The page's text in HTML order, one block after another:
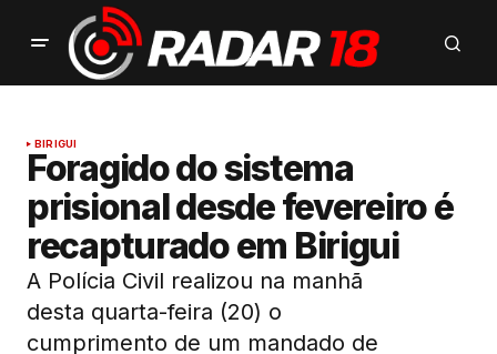
BIRIGUI
Foragido do sistema
prisional desde fevereiro é
recapturado em Birigui
A Polícia Civil realizou na manhã
desta quarta-feira (20) o
cumprimento de um mandado de